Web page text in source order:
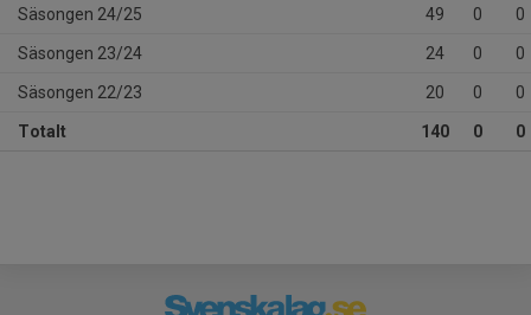
Säsongen 24/25 49 0 0
Säsongen 23/24 24 0 0
Säsongen 22/23 20 0 0
Totalt 140 0 0